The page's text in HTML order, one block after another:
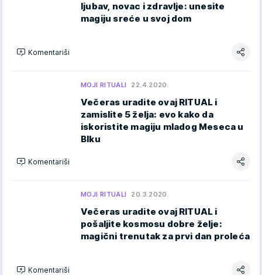
ljubav, novac i zdravlje: unesite
magiju sreće u svoj dom
Komentariši
MOJI RITUALI 22.4.2020.
Večeras uradite ovaj RITUAL i
zamislite 5 želja: evo kako da
iskoristite magiju mladog Meseca u
BIku
Komentariši
MOJI RITUALI 20.3.2020.
Večeras uradite ovaj RITUAL i
pošaljite kosmosu dobre želje:
magični trenutak za prvi dan proleća
Komentariši